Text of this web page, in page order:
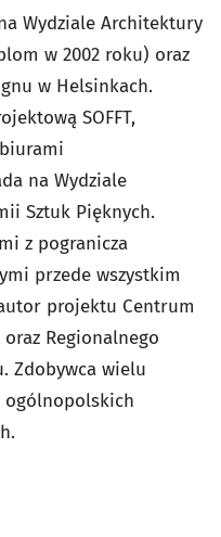
Wydziale Architektury
w 2002 roku) oraz
w Helsinkach.
SOFFT,
na Wydziale
Sztuk Pięknych.
z pogranicza
przede wszystkim
projektu Centrum
oraz Regionalnego
Zdobywca wielu
ogólnopolskich